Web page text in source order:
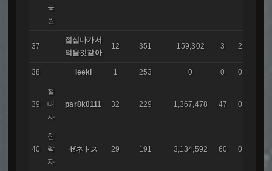
국
원
37
점심나가서
먹을것같아
12 351 159,302 3 2
38 leeki 1 253 0 0 0
39
절
대
자
par8k0111 32 229 1,367,478 47 0
40
침
략
자
ゼネトス 29 191 3,134,592 60 0